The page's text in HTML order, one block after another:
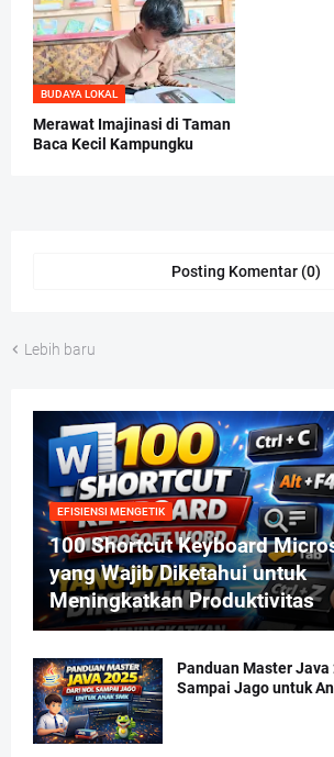
BUDAYA LOKAL
Merawat Imajinasi di Taman
Baca Kecil Kampungku
Posting Komentar (0)
Lebih baru
EFISIENSI MENGETIK
100 Shortcut Keyboard
yang Wajib Diketahui untuk
Meningkatkan Produktivitas
Panduan Master Java
Sampai Jago untuk